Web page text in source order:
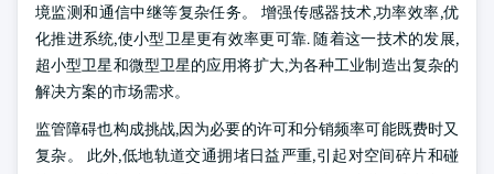
境监测和通信中继等复杂任务。 增强传感器技术,功率效率,优
化推进系统,使小型卫星更有效率更可靠. 随着这一技术的发展,
超小型卫星和微型卫星的应用将扩大,为各种工业制造出复杂的
解决方案的市场需求。
监管障碍也构成挑战,因为必要的许可和分销频率可能既费时又
复杂。 此外,低地轨道交通拥堵日益严重,引起对空间碎片和碰